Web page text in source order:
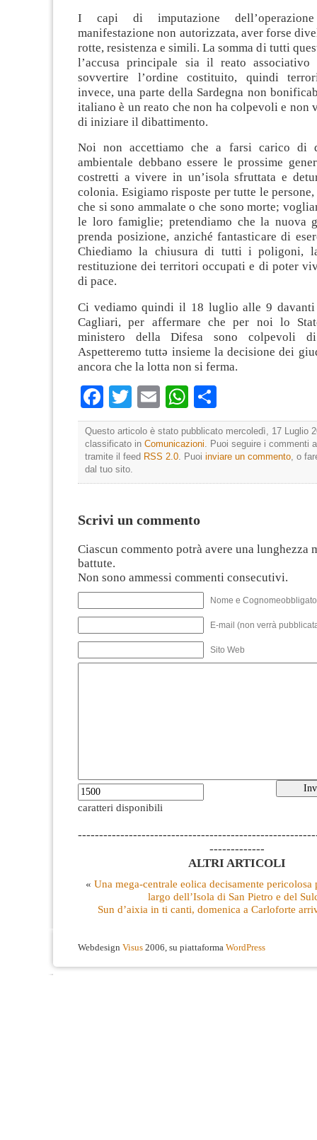
I capi di imputazione
manifestazione non autorizzata, aver forse
rotte, resistenza e simili. La somma di tutti
l’accusa principale sia il reato
sovvertire l’ordine costituito, quindi
invece, una parte della Sardegna non
italiano è un reato che non ha colpevoli e non
di iniziare il dibattimento.
Noi non accettiamo che a farsi carico di
ambientale debbano essere le prossime
costretti a vivere in un’isola sfruttata e
colonia. Esigiamo risposte per tutte le
che si sono ammalate o che sono morte;
le loro famiglie; pretendiamo che la nuova
prenda posizione, anziché fantasticare di
Chiediamo la chiusura di tutti i poligoni,
restituzione dei territori occupati e di poter
di pace.
Ci vediamo quindi il 18 luglio alle 9
Cagliari, per affermare che per noi lo
ministero della Difesa sono colpevoli
Aspetteremo tuttə insieme la decisione dei
ancora che la lotta non si ferma.
Facebook
TwitterEmailWhatsApp
Questo articolo è stato pubblicato mercoledì, 17 Luglio
classificato in Comunicazioni . Puoi seguire i commenti
tramite il feed RSS 2.0 . Puoi inviare un commento , o
dal tuo sito.
Scrivi un commento
Ciascun commento potrà avere una lunghezza
battute.
Non sono ammessi commenti consecutivi.
Nome e
E-mail (non verrà
Sito Web
caratteri disponibili
-------------
ALTRI ARTICOLI
« Una mega-centrale eolica decisamente pericolosa
largo dell’Isola di San Pietro e del
Sun d’aixia in ti canti, domenica a Carloforte
Webdesign Visus 2006, su piattaforma WordPress